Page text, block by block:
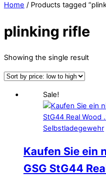
Home / Products tagged
plinking rifle
Showing the single result
Sale!
Kaufen Sie ein
GSG StG44